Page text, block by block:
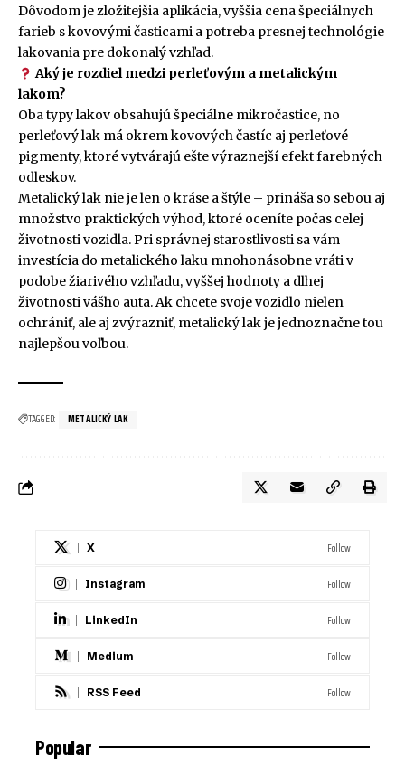
Dôvodom je zložitejšia aplikácia, vyššia cena špeciálnych
farieb s kovovými časticami a potreba presnej technológie
lakovania pre dokonalý vzhľad.
Aký je rozdiel medzi perleťovým a metalickým
lakom?
Oba typy lakov obsahujú špeciálne mikročastice, no
perleťový lak má okrem kovových častíc aj perleťové
pigmenty, ktoré vytvárajú ešte výraznejší efekt farebných
odleskov.
Metalický lak nie je len o kráse a štýle – prináša so sebou aj
množstvo praktických výhod, ktoré oceníte počas celej
životnosti vozidla. Pri správnej starostlivosti sa vám
investícia do metalického laku mnohonásobne vráti v
podobe žiarivého vzhľadu, vyššej hodnoty a dlhej
životnosti vášho auta. Ak chcete svoje vozidlo nielen
ochrániť, ale aj zvýrazniť, metalický lak je jednoznačne tou
najlepšou voľbou.
TAGGED: METALICKÝ LAK
X Follow
Instagram Follow
LinkedIn Follow
Medium Follow
RSS Feed Follow
Popular